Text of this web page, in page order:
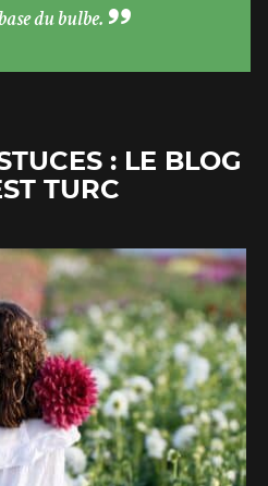
du bulbe.
: LE BLOG
TURC